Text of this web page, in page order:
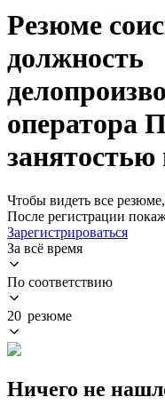
Резюме
должность
оператора
Чтобы видеть все
После регистрации
Зарегистрироваться
За всё время
По соответствию
20 резюме
Ничего не